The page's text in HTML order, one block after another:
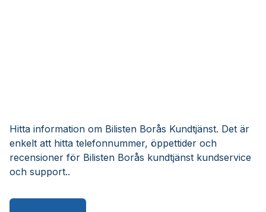
Hitta information om Bilisten Borås Kundtjänst. Det är
enkelt att hitta telefonnummer, öppettider och
recensioner för Bilisten Borås kundtjänst kundservice
och support..